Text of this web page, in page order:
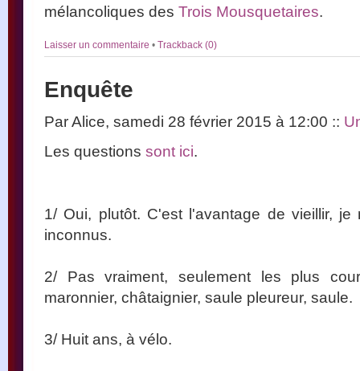
mélancoliques des Trois Mousquetaires.
Laisser un commentaire • Trackback (0)
Enquête
Par Alice, samedi 28 février 2015 à 12:00 ::
Les questions sont ici.
1/ Oui, plutôt. C'est l'avantage de vieillir,
inconnus.
2/ Pas vraiment, seulement les plus
maronnier, châtaignier, saule pleureur, saule.
3/ Huit ans, à vélo.